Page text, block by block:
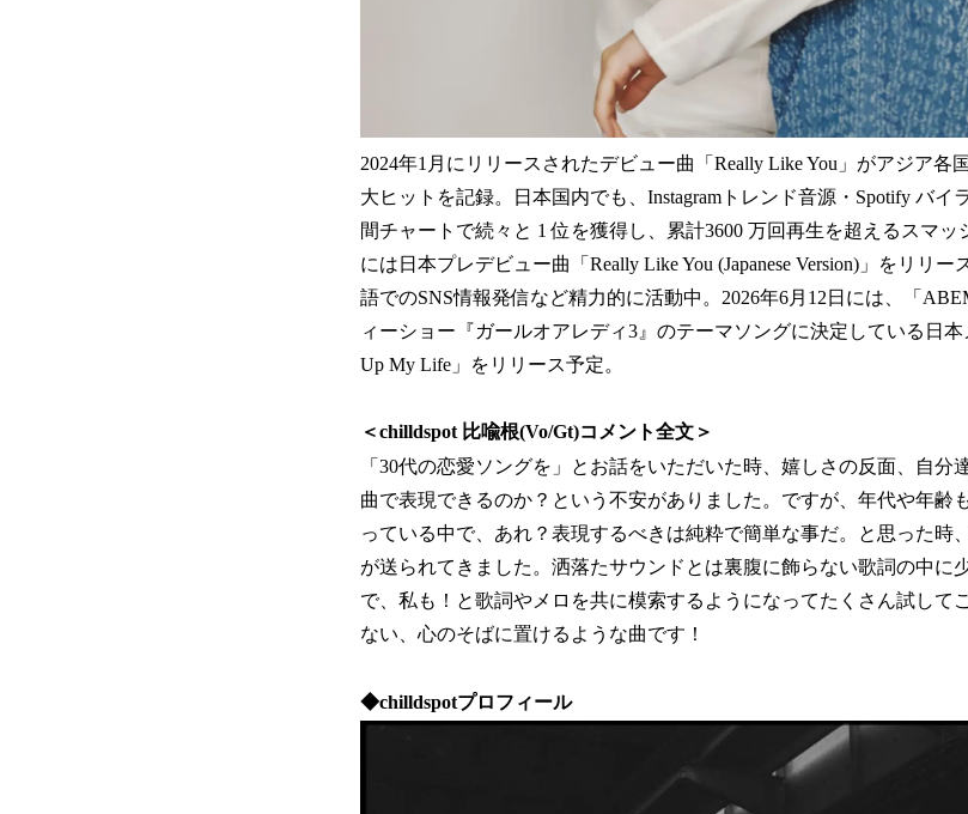
2024年1月にリリースされたデビュー曲「Really Like You」がアジア各
大ヒットを記録。⽇本国内でも、Instagramトレンド⾳源・Spotify バイ
間チャートで続々と 1 位を獲得し、累計3600 万回再⽣を超えるスマッ
には日本プレデビュー曲「Really Like You (Japanese Version)」をリリ
語でのSNS情報発信など精力的に活動中。2026年6月12日には、「
ィーショー『ガールオアレディ3』のテーマソングに決定している日
Up My Life」をリリース予定。
＜chilldspot 比喩根(Vo/Gt)コメント全文＞
「30代の恋愛ソングを」とお話をいただいた時、嬉しさの反面、自分
曲で表現できるのか？という不安がありました。ですが、年代や年齢
っている中で、あれ？表現するべきは純粋で簡単な事だ。と思った時
が送られてきました。洒落たサウンドとは裏腹に飾らない歌詞の中に
で、私も！と歌詞やメロを共に模索するようになってたくさん試して
ない、心のそばに置けるような曲です！
◆chilldspotプロフィール